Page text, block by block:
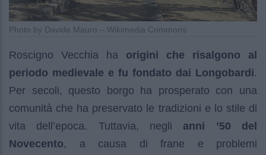
Photo by Davide Mauro – Wikimedia Commons
Roscigno Vecchia ha origini che risalgono al
periodo medievale e fu fondato dai Longobardi.
Per secoli, questo borgo ha prosperato con una
comunità che ha preservato le tradizioni e lo stile di
vita dell’epoca. Tuttavia, negli anni ’50 del
Novecento, a causa di frane e problemi